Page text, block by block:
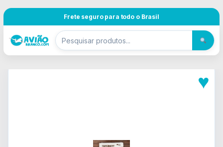
Frete seguro para todo o Brasil
♥